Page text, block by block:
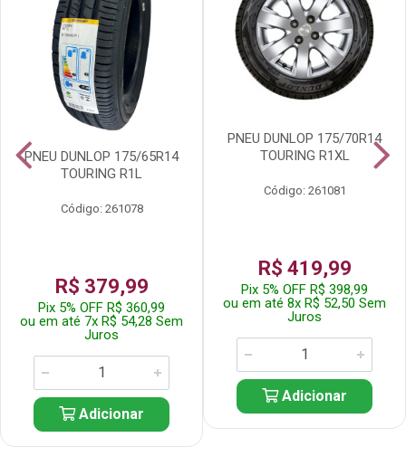
PNEU DUNLOP 175/65R14
TOURING R1L
Código: 261078
R$ 379,99
Pix 5% OFF R$ 360,99
ou em até 7x R$ 54,28 Sem
Juros
Adicionar
PNEU DUNLOP 175/70R14
TOURING R1XL
Código: 261081
R$ 419,99
Pix 5% OFF R$ 398,99
ou em até 8x R$ 52,50 Sem
Juros
Adicionar